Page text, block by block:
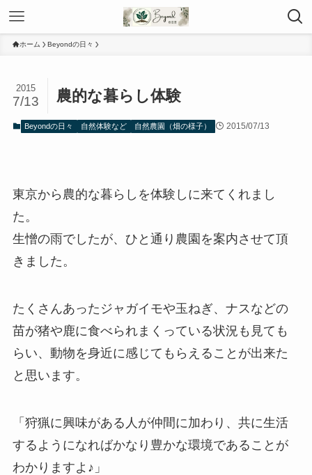
ホーム Beyondの日々
農的な暮らし体験
2015
7/13
Beyondの日々 自然体験など 自然農園（畑の様子） 2015/07/13
東京から農的な暮らしを体験しに来てくれまし
た。
生憎の雨でしたが、ひと通り農園を案内させて頂
きました。
たくさんあったジャガイモや玉ねぎ、ナスなどの
苗が猪や鹿に食べられまくっている状況も見ても
らい、動物を身近に感じてもらえることが出来た
と思います。
「狩猟に興味がある人が仲間に加わり、共に生活
するようになればかなり豊かな環境であることが
わかりますよ♪」